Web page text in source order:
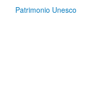
Patrimonio Unesco